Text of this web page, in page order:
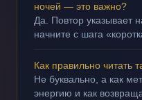
ночей — это важно?
Да. Повтор указывает
начните с шага
Как правильно читать
Не буквально, а как
энергию и как